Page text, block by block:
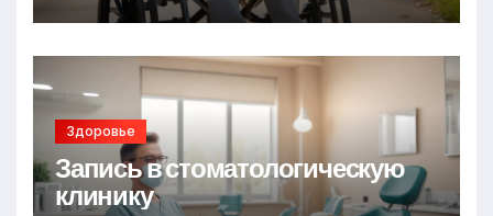
Здоровье
Запись в стоматологическую
клинику